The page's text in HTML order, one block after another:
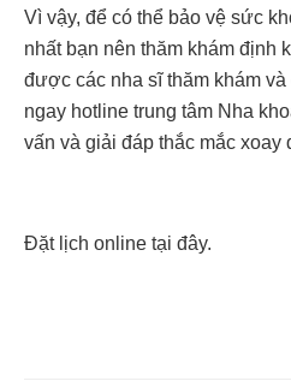
Vì vậy, để có thể bảo vệ sức
nhất bạn nên thăm khám định
được các nha sĩ thăm khám
ngay hotline trung tâm Nha
vấn và giải đáp thắc mắc xoay
Đặt lịch online tại đây.